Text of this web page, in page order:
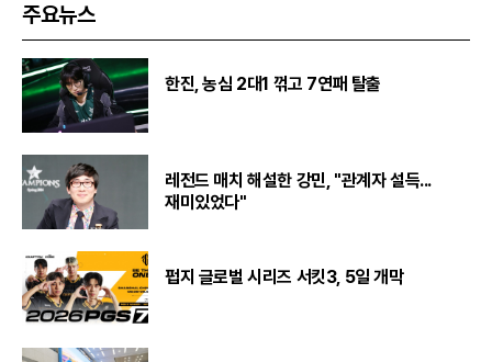
주요뉴스
한진, 농심 2대1 꺾고 7연패 탈출
레전드 매치 해설한 강민, "관계자 설득...
재미있었다"
펍지 글로벌 시리즈 서킷3, 5일 개막